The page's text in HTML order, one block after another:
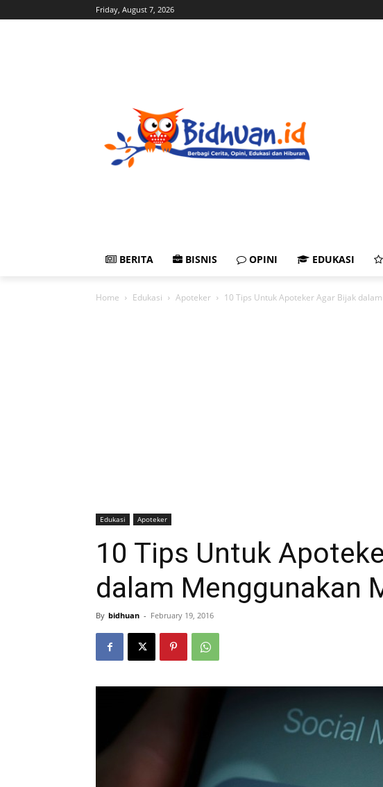
Friday, August 7, 2026
BERITA BISNIS OPINI EDUKASI
Home Edukasi Apoteker 10 Tips Untuk Apoteker Agar Bijak
Edukasi Apoteker
10 Tips Untuk
dalam Menggunakan
By bidhuan - February 19, 2016